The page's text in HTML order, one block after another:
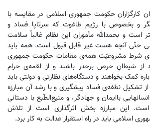
کارگزاران حکومت جمهوری اسلامی در مقایسه با
و بخصوص با رژیم طاغوت که سرتاپا فساد و
است و بحمدالله مأموران این نظام غالباً سلامت
ولی حتّی آنچه هست غیر قابل قبول است. همه باید
شرط مشروعیّت همه‌ی مقامات حکومت جمهوری
از شیطانِ حرص برحذر باشند و از لقمه‌ی حرام
کمک بخواهند و دستگاه‌های نظارتی و دولتی باید
تشکیل نطفه‌ی فساد پیشگیری و با رشد آن مبارزه
انسانهایی باایمان و جهادگر، و منیع‌الطّبع با دستانی
است. این مبارزه بخش اثرگذاری است از تلاش
اسلامی باید در راه استقرار عدالت به کار برد.